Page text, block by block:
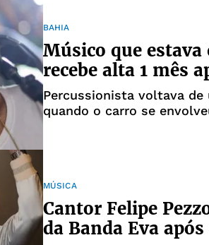
BAHIA
Músico que estava
recebe alta 1 mês
Percussionista voltava
quando o carro se
MÚSICA
Cantor Felipe
da Banda Eva após